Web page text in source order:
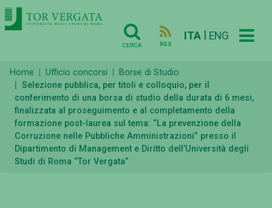
CERCA RSS
ITA ENG
Home Ufficio concorsi
Borse di Studio
Selezione pubblica, per titoli e colloquio, per il
conferimento di una borsa di studio della durata di 6 mesi,
finalizzata al proseguimento e al completamento della
formazione post-laurea sul tema: “La prevenzione della
Corruzione nelle Pubbliche Amministrazioni” presso il
Dipartimento di Management e Diritto dell’Università degli
Studi di Roma “Tor Vergata”